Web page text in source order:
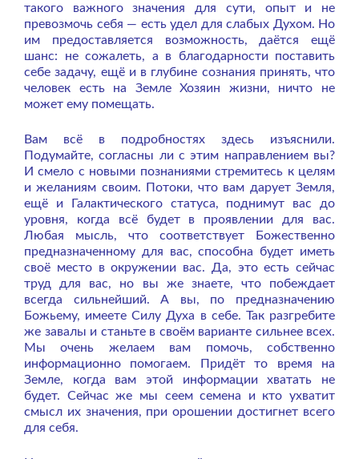
такого важного значения для сути, опыт и не
превозмочь себя — есть удел для слабых Духом. Но
им предоставляется возможность, даётся ещё
шанс: не сожалеть, а в благодарности поставить
себе задачу, ещё и в глубине сознания принять, что
человек есть на Земле Хозяин жизни, ничто не
может ему помещать.
Вам всё в подробностях здесь изъяснили.
Подумайте, согласны ли с этим направлением вы?
И смело с новыми познаниями стремитесь к целям
и желаниям своим. Потоки, что вам дарует Земля,
ещё и Галактического статуса, поднимут вас до
уровня, когда всё будет в проявлении для вас.
Любая мысль, что соответствует Божественно
предназначенному для вас, способна будет иметь
своё место в окружении вас. Да, это есть сейчас
труд для вас, но вы же знаете, что побеждает
всегда сильнейший. А вы, по предназначению
Божьему, имеете Силу Духа в себе. Так разгребите
же завалы и станьте в своём варианте сильнее всех.
Мы очень желаем вам помочь, собственно
информационно помогаем. Придёт то время на
Земле, когда вам этой информации хватать не
будет. Сейчас же мы сеем семена и кто ухватит
смысл их значения, при орошении достигнет всего
для себя.